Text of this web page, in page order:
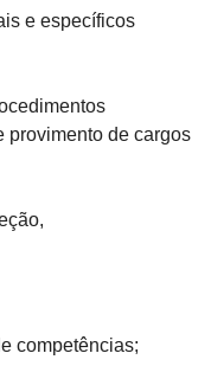
e específicos
provimento de cargos
competências;